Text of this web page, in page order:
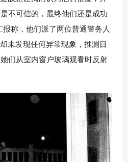
不可信的，最终他们还是成功
称，他们派了两位普通警务人
未发现任何异常现象，推测目
们从室内窗户玻璃观看时反射